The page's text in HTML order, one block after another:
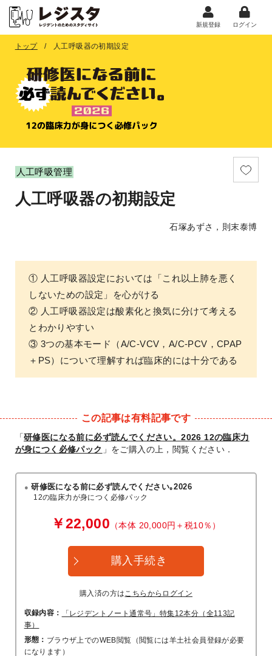
新規登録 ログイン
トップ 人工呼吸器の初期設定
人工呼吸管理
人工呼吸器の初期設定
石塚あずさ，則末泰博
① 人工呼吸器設定においては「これ以上肺を悪く
しないための設定」を心がける
② 人工呼吸器設定は酸素化と換気に分けて考える
とわかりやすい
③ 3つの基本モード（A/C-VCV，A/C-PCV，CPAP
＋PS）について理解すれば臨床的には十分である
この記事は有料記事です
「研修医になる前に必ず読んでください。2026 12の臨床力
が身につく必修パック 」をご購入の上，閲覧ください．
研修医になる前に必ず読んでください｡2026
12の臨床力が身につく必修パック
￥22,000 （本体 20,000円＋税10％）
購入手続き
購入済の方は こちらからログイン
収録内容：
「レジデントノート通常号」特集12本分（全113記
事）
形態： ブラウザ上でのWEB閲覧（閲覧には羊土社会員登録が必要
になります）